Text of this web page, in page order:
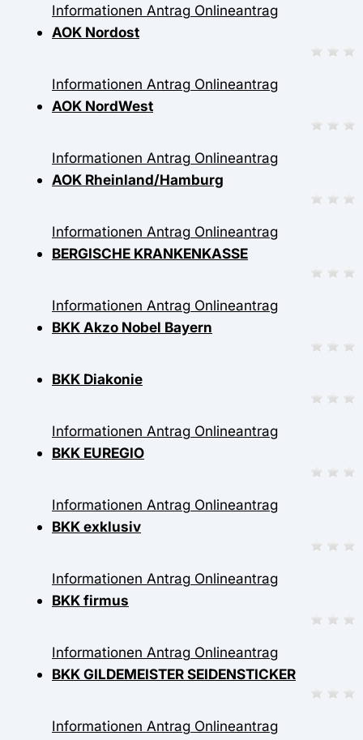
Informationen Antrag Onlineantrag
AOK Nordost
Informationen Antrag Onlineantrag
AOK NordWest
Informationen Antrag Onlineantrag
AOK Rheinland/Hamburg
Informationen Antrag Onlineantrag
BERGISCHE KRANKENKASSE
Informationen Antrag Onlineantrag
BKK Akzo Nobel Bayern
BKK Diakonie
Informationen Antrag Onlineantrag
BKK EUREGIO
Informationen Antrag Onlineantrag
BKK exklusiv
Informationen Antrag Onlineantrag
BKK firmus
Informationen Antrag Onlineantrag
BKK GILDEMEISTER SEIDENSTICKER
Informationen Antrag Onlineantrag